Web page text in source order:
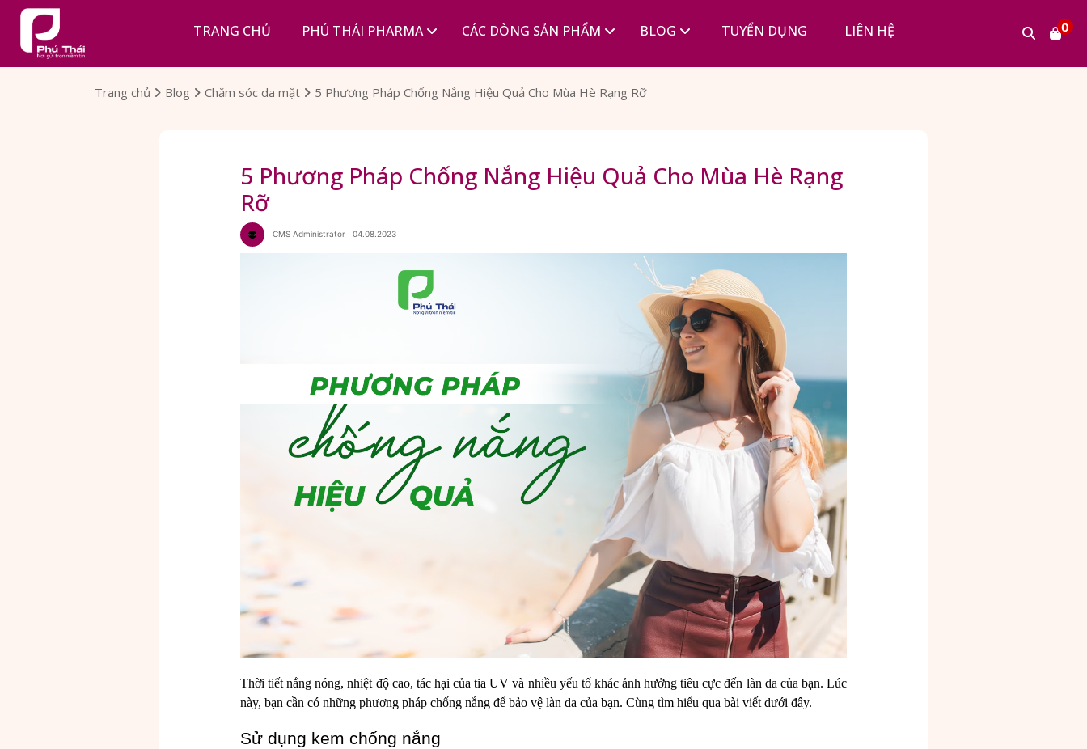
TRANG CHỦ PHÚ THÁI PHARMA CÁC DÒNG SẢN PHẨM BLOG TUYỂN DỤNG LIÊN HỆ 0
Trang chủ Blog Chăm sóc da mặt 5 Phương Pháp Chống Nắng Hiệu Quả Cho Mùa Hè Rạng Rỡ
5 Phương Pháp Chống Nắng Hiệu Quả Cho Mùa Hè Rạng
Rỡ
CMS Administrator | 04.08.2023
Thời tiết nắng nóng, nhiệt độ cao, tác hại của tia UV và nhiều yếu tố khác ảnh hưởng tiêu cực đến làn da của bạn. Lúc
này, bạn cần có những phương pháp chống nắng để bảo vệ làn da của bạn. Cùng tìm hiểu qua bài viết dưới đây.
Sử dụng kem chống nắng